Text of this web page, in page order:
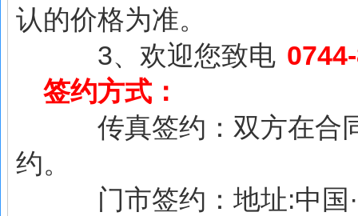
认的价格为准。
3、欢迎您致电
签约方式：
传真签约：双方在合同
约。
门市签约：地址:中国·